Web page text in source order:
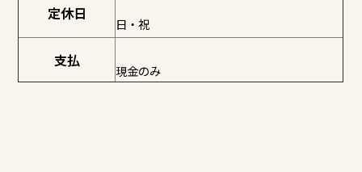
定休日
日・祝
支払
現金のみ